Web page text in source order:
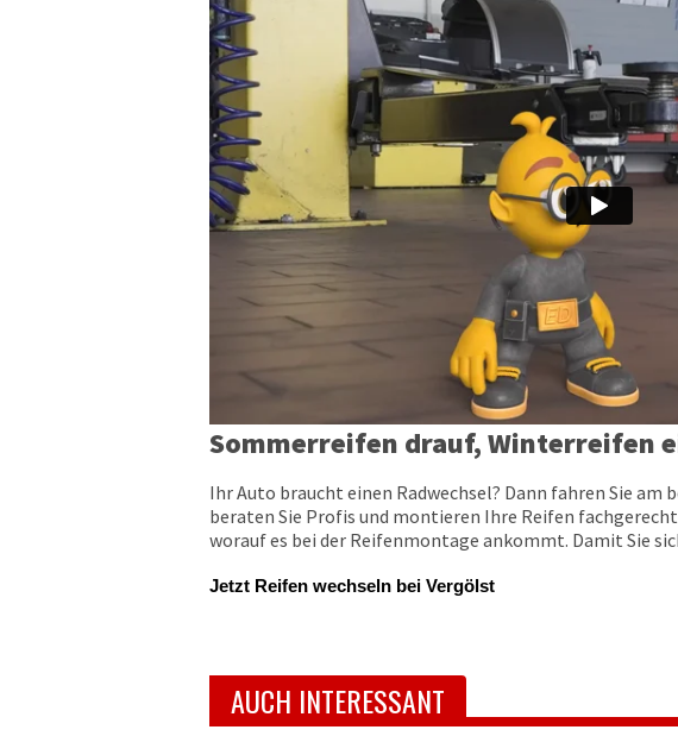
Sommerreifen drauf, Winterreifen
Ihr Auto braucht einen Radwechsel? Dann fahren Sie
beraten Sie Profis und montieren Ihre Reifen
worauf es bei der Reifenmontage ankommt. Damit Sie
Jetzt Reifen wechseln bei Vergölst
AUCH INTERESSANT